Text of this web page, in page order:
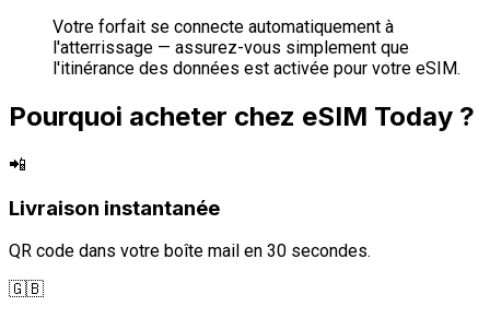
Votre forfait se connecte automatiquement à
l'atterrissage — assurez-vous simplement que
l'itinérance des données est activée pour votre eSIM.
Pourquoi acheter chez eSIM Today ?
📲
Livraison instantanée
QR code dans votre boîte mail en 30 secondes.
🇬🇧